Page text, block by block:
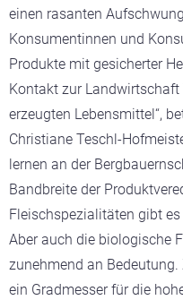
einen rasanten
Konsumentinnen und
Produkte mit gesicherter
Kontakt zur
erzeugten Lebensmittel“,
Christiane Teschl-
lernen an der
Bandbreite der
Fleischspezialitäten gibt
Aber auch die biologische
zunehmend an
ein Gradmesser für die